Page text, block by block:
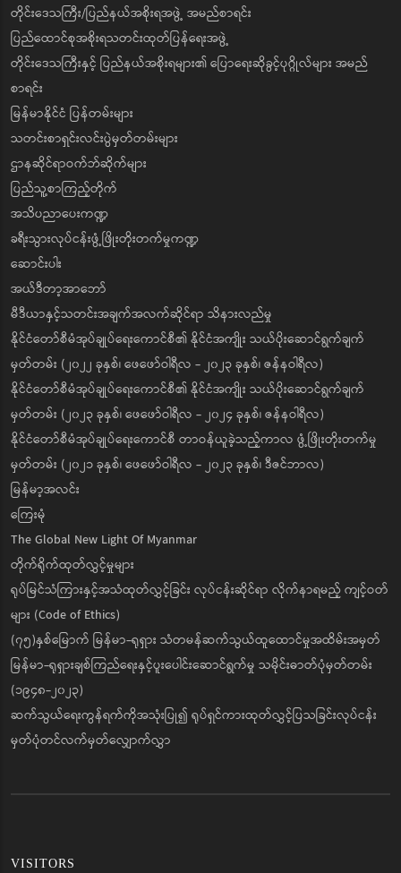
တိုင်းဒေသကြီး/ပြည်နယ်အစိုးရအဖွဲ့ အမည်စာရင်း
ပြည်ထောင်စုအစိုးရသတင်းထုတ်ပြန်ရေးအဖွဲ့
တိုင်းဒေသကြီးနှင့် ပြည်နယ်အစိုးရများ၏ ပြောရေးဆိုခွင့်ပုဂ္ဂိုလ်များ အမည်
စာရင်း
မြန်မာနိုင်ငံ ပြန်တမ်းများ
သတင်းစာရှင်းလင်းပွဲမှတ်တမ်းများ
ဌာနဆိုင်ရာဝက်ဘ်ဆိုက်များ
ပြည်သူ့စာကြည့်တိုက်
အသိပညာပေးကဏ္ဍ
ခရီးသွားလုပ်ငန်းဖွံ့ဖြိုးတိုးတက်မှုကဏ္ဍ
ဆောင်းပါး
အယ်ဒီတာ့အာဘော်
မီဒီယာနှင့်သတင်းအချက်အလက်ဆိုင်ရာ သိနားလည်မှု
နိုင်ငံတော်စီမံအုပ်ချုပ်ရေးကောင်စီ၏ နိုင်ငံအကျိုး သယ်ပိုးဆောင်ရွက်ချက်
မှတ်တမ်း (၂၀၂၂ ခုနှစ်၊ ဖေဖော်ဝါရီလ - ၂၀၂၃ ခုနှစ်၊ ဇန်နဝါရီလ)
နိုင်ငံတော်စီမံအုပ်ချုပ်ရေးကောင်စီ၏ နိုင်ငံအကျိုး သယ်ပိုးဆောင်ရွက်ချက်
မှတ်တမ်း (၂၀၂၃ ခုနှစ်၊ ဖေဖော်ဝါရီလ - ၂၀၂၄ ခုနှစ်၊ ဇန်နဝါရီလ)
နိုင်ငံတော်စီမံအုပ်ချုပ်ရေးကောင်စီ တာဝန်ယူခဲ့သည့်ကာလ ဖွံ့ဖြိုးတိုးတက်မှု
မှတ်တမ်း (၂၀၂၁ ခုနှစ်၊ ဖေဖော်ဝါရီလ - ၂၀၂၃ ခုနှစ်၊ ဒီဇင်ဘာလ)
မြန်မာ့အလင်း
ကြေးမုံ
The Global New Light Of Myanmar
တိုက်ရိုက်ထုတ်လွှင့်မှုများ
ရုပ်မြင်သံကြားနှင့်အသံထုတ်လွှင့်ခြင်း လုပ်ငန်းဆိုင်ရာ လိုက်နာရမည့် ကျင့်ဝတ်
များ (Code of Ethics)
(၇၅)နှစ်မြောက် မြန်မာ-ရုရှား သံတမန်ဆက်သွယ်ထူထောင်မှုအထိမ်းအမှတ်
မြန်မာ-ရုရှားချစ်ကြည်ရေးနှင့်ပူးပေါင်းဆောင်ရွက်မှု သမိုင်းဓာတ်ပုံမှတ်တမ်း
(၁၉၄၈-၂၀၂၃)
ဆက်သွယ်ရေးကွန်ရက်ကိုအသုံးပြု၍ ရုပ်ရှင်ကားထုတ်လွှင့်ပြသခြင်းလုပ်ငန်း
မှတ်ပုံတင်လက်မှတ်လျှောက်လွှာ
VISITORS